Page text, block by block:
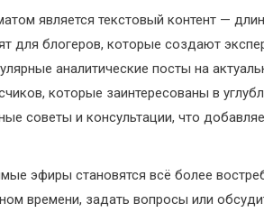
является текстовый контент —
для блогеров, которые создают
аналитические посты на
которые заинтересованы в
советы и консультации, что
эфиры становятся всё более
времени, задать вопросы или